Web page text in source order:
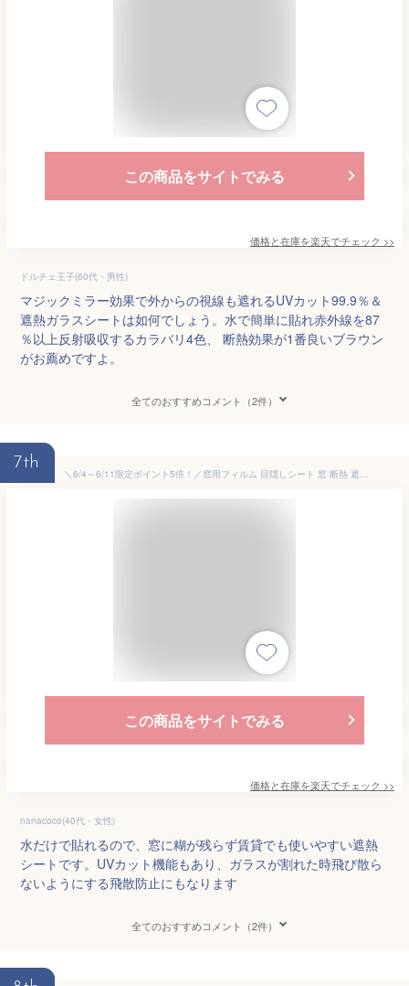
この商品をサイトでみる
価格と在庫を楽天でチェック >>
ドルチェ王子(60代・男性)
マジックミラー効果で外からの視線も遮れるUVカット99.9％＆
遮熱ガラスシートは如何でしょう。水で簡単に貼れ赤外線を87
％以上反射吸収するカラバリ4色、 断熱効果が1番良いブラウン
がお薦めですよ。
全てのおすすめコメント（2件）
7th
＼6/4～6/11限定ポイント5倍！／窓用フィルム 目隠しシート 窓 断熱 遮光 uv 2枚セット ガラス飛散防止 窓断熱シート 窓断熱フィルム 窓遮熱シート 遮光シート 水だけで貼れる マジックミラーフィルム UVカット 紫外線
この商品をサイトでみる
価格と在庫を楽天でチェック >>
nanacoco(40代・女性)
水だけで貼れるので、窓に糊が残らず賃貸でも使いやすい遮熱
シートです。UVカット機能もあり、ガラスが割れた時飛び散ら
ないようにする飛散防止にもなります
全てのおすすめコメント（2件）